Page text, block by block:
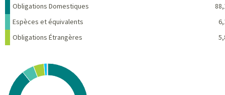
Nom Pourcentage
Obligations Domestiques
Espèces et équivalents
Obligations Étrangères
Chart
Pie chart with 6 slices.